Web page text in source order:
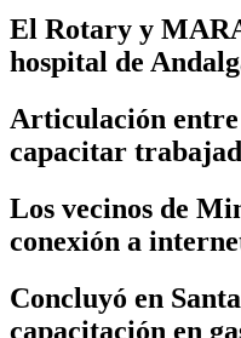
El Rotary y
hospital de
Articulación
capacitar
Los vecinos de
conexión a
Concluyó en
capacitación en